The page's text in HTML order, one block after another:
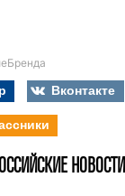
Вконтакте
НОВОСТИ